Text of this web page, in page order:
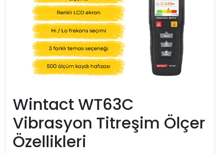
Wintact WT63C
Vibrasyon Titreşim Ölçer
Özellikleri